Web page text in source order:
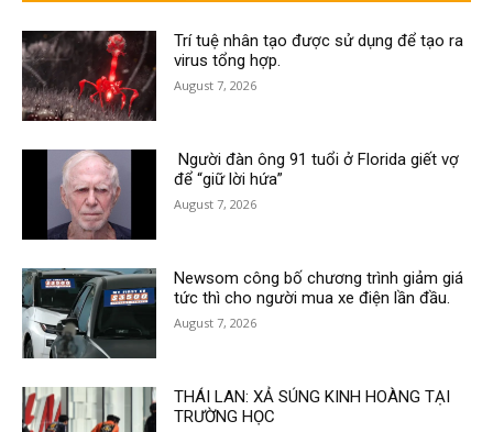
Trí tuệ nhân tạo được sử dụng để tạo ra
virus tổng hợp.
August 7, 2026
Người đàn ông 91 tuổi ở Florida giết vợ
để “giữ lời hứa”
August 7, 2026
Newsom công bố chương trình giảm giá
tức thì cho người mua xe điện lần đầu.
August 7, 2026
THÁI LAN: XẢ SÚNG KINH HOÀNG TẠI
TRƯỜNG HỌC